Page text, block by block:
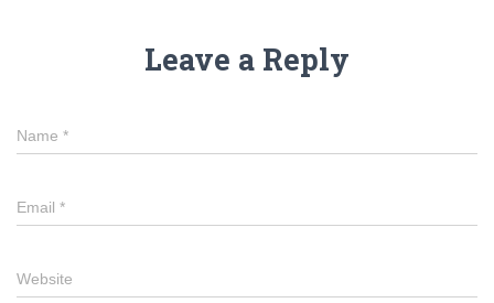
Leave a Reply
Name *
Email *
Website